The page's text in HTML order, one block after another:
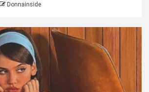
Donnainside